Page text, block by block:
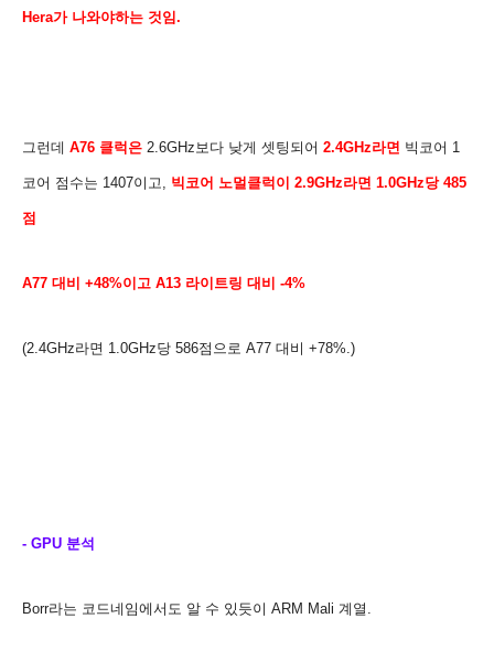
Hera가 나와야하는 것임.
그런데 A76 클럭은 2.6GHz 보다 낮게 셋팅되어 2.4GHz라면 빅코어 1
코어 점수는 1407이고, 빅코어 노멀클럭이 2.9GHz라면 1.0GHz당 485
점
A77 대비 +48%이고 A13 라이트링 대비 -4%
(2.4GHz라면 1.0GHz당 586점으로 A77 대비 +78% .)
- GPU 분석
Borr라는 코드네임에서도 알 수 있듯이 ARM Mali 계열.